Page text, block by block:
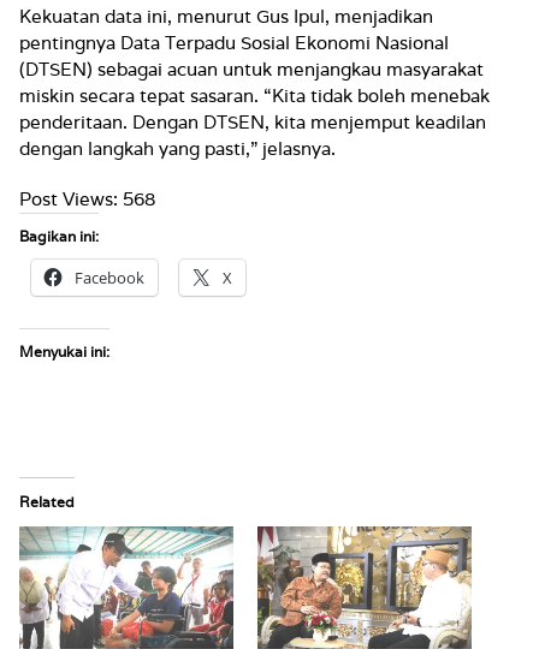
Kekuatan data ini, menurut Gus Ipul, menjadikan
pentingnya Data Terpadu Sosial Ekonomi Nasional
(DTSEN) sebagai acuan untuk menjangkau masyarakat
miskin secara tepat sasaran. “Kita tidak boleh menebak
penderitaan. Dengan DTSEN, kita menjemput keadilan
dengan langkah yang pasti,” jelasnya.
Post Views: 568
Bagikan ini:
Facebook X
Menyukai ini:
Related